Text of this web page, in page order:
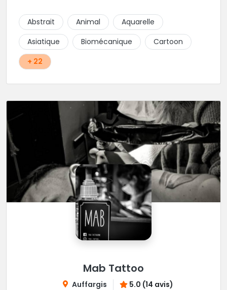
Abstrait Animal
Aquarelle
Asiatique
Biomécanique
Cartoon
+ 22
Mab Tattoo
Auffargis 5.0 (14 avis)